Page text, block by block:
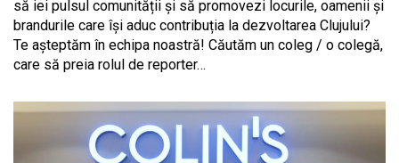
să iei pulsul comunității și să promovezi locurile, oamenii și
brandurile care își aduc contribuția la dezvoltarea Clujului?
Te așteptăm în echipa noastră! Căutăm un coleg / o colegă,
care să preia rolul de reporter…